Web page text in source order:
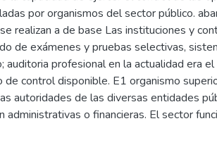
por organismos del sector público.
realizan a de base Las instituciones y
de exámenes y pruebas selectivas,
auditoria profesional en la actualidad era el
de control disponible. E1 organismo
autoridades de las diversas entidades
administrativas o financieras. El sector